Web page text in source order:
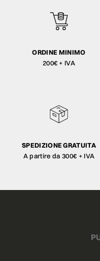
ORDINE MINIMO
200€ + IVA
SPEDIZIONE GRATUITA
A partire da 300€ + IVA